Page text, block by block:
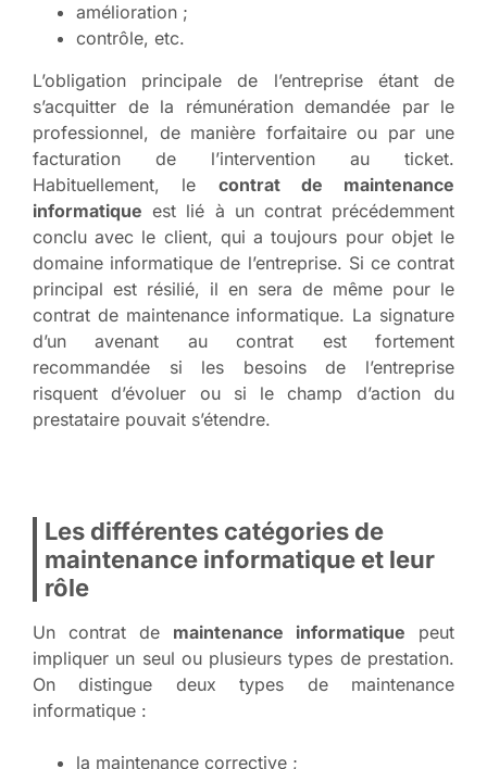
amélioration ;
contrôle, etc.
L’obligation principale de l’entreprise étant de
s’acquitter de la rémunération demandée par le
professionnel, de manière forfaitaire ou par une
facturation de l’intervention au ticket.
Habituellement, le contrat de maintenance
informatique est lié à un contrat précédemment
conclu avec le client, qui a toujours pour objet le
domaine informatique de l’entreprise. Si ce contrat
principal est résilié, il en sera de même pour le
contrat de maintenance informatique. La signature
d’un avenant au contrat est fortement
recommandée si les besoins de l’entreprise
risquent d’évoluer ou si le champ d’action du
prestataire pouvait s’étendre.
Les différentes catégories de
maintenance informatique et leur
rôle
Un contrat de maintenance informatique peut
impliquer un seul ou plusieurs types de prestation.
On distingue deux types de maintenance
informatique :
la maintenance corrective ;